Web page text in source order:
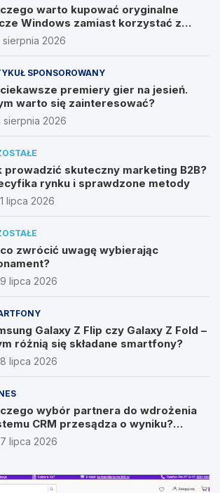
warto kupować oryginalne
Windows zamiast korzystać z
źródeł?
sierpnia 2026
SPONSOROWANY
premiery gier na jesień.
warto się zainteresować?
sierpnia 2026
prowadzić skuteczny marketing B2B?
rynku i sprawdzone metody
lipca 2026
co zwrócić uwagę wybierając
lipca 2026
Galaxy Z Flip czy Galaxy Z Fold –
różnią się składane smartfony?
lipca 2026
wybór partnera do wdrożenia
CRM przesądza o wyniku?
z Pawłem Prymakowskim, CEO IT
lipca 2026